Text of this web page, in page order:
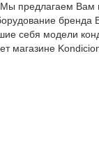
предлагаем Вам
бренда
себя модели
магазине